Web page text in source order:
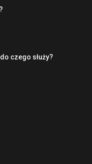
czego służy?